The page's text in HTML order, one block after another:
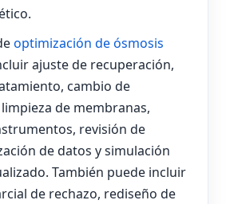
optimización de ósmosis
ajuste de recuperación,
cambio de
de membranas,
revisión de
de datos y simulación
También puede incluir
de rechazo, rediseño de